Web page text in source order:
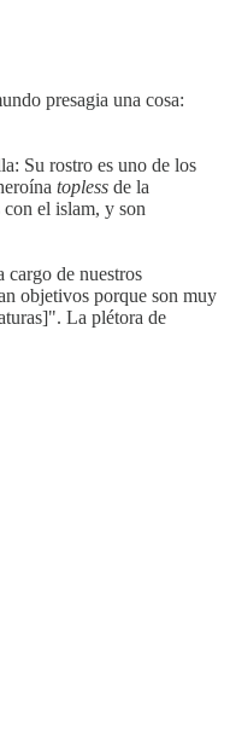
presagia una cosa:
Su rostro es uno de los
topless de la
el islam, y son
de nuestros
objetivos porque son muy
La plétora de